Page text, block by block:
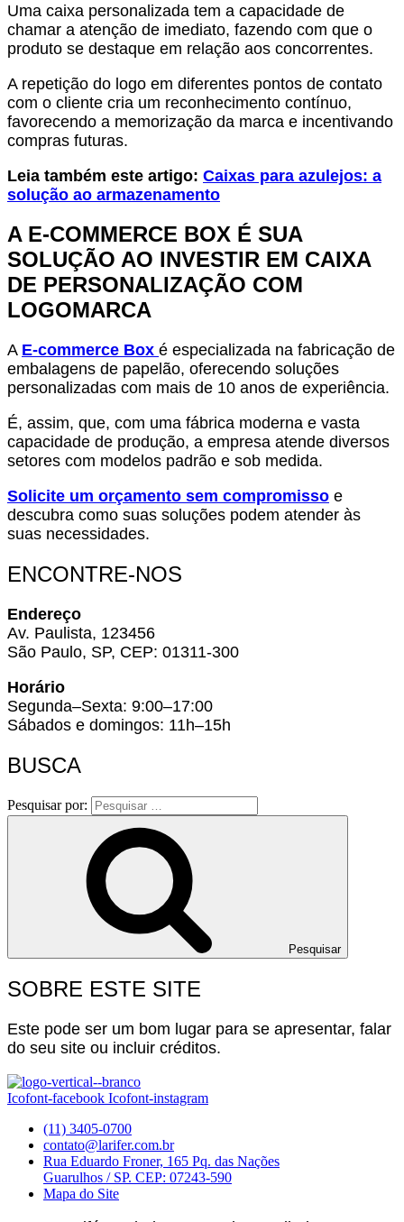
Uma caixa personalizada tem a capacidade de
chamar a atenção de imediato, fazendo com que o
produto se destaque em relação aos concorrentes.
A repetição do logo em diferentes pontos de contato
com o cliente cria um reconhecimento contínuo,
favorecendo a memorização da marca e incentivando
compras futuras.
Leia também este artigo: Caixas para azulejos: a
solução ao armazenamento
A E-COMMERCE BOX É SUA
SOLUÇÃO AO INVESTIR EM CAIXA
DE PERSONALIZAÇÃO COM
LOGOMARCA
A E-commerce Box é especializada na fabricação de
embalagens de papelão, oferecendo soluções
personalizadas com mais de 10 anos de experiência.
É, assim, que, com uma fábrica moderna e vasta
capacidade de produção, a empresa atende diversos
setores com modelos padrão e sob medida.
Solicite um orçamento sem compromisso e
descubra como suas soluções podem atender às
suas necessidades.
ENCONTRE-NOS
Endereço
Av. Paulista, 123456
São Paulo, SP, CEP: 01311-300
Horário
Segunda–Sexta: 9:00–17:00
Sábados e domingos: 11h–15h
BUSCA
Pesquisar por:
Pesquisar
SOBRE ESTE SITE
Este pode ser um bom lugar para se apresentar, falar
do seu site ou incluir créditos.
Icofont-facebook Icofont-instagram
(11) 3405-0700
contato@larifer.com.br
Rua Eduardo Froner, 165 Pq. das Nações
Guarulhos / SP. CEP: 07243-590
Mapa do Site